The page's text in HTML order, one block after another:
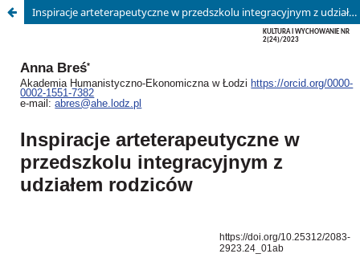
Inspiracje arteterapeutyczne w przedszkolu integracyjnym z udziałem rodziców